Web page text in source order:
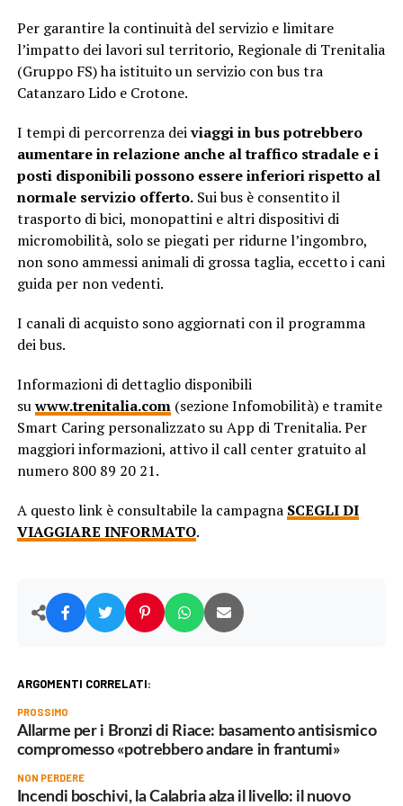
Per garantire la continuità del servizio e limitare
l’impatto dei lavori sul territorio, Regionale di Trenitalia
(Gruppo FS) ha istituito un servizio con bus tra
Catanzaro Lido e Crotone.
I tempi di percorrenza deiviaggi in bus potrebbero
aumentare in relazione anche al traffico stradale e i
posti disponibili possono essere inferiori rispetto al
normale servizio offerto.Sui bus è consentito il
trasporto di bici, monopattini e altri dispositivi di
micromobilità, solo se piegati per ridurne l’ingombro,
non sono ammessi animali di grossa taglia, eccetto i cani
guida per non vedenti.
I canali di acquisto sono aggiornati con il programma
dei bus.
Informazioni di dettaglio disponibili
suwww.trenitalia.com(sezione Infomobilità) e tramite
Smart Caring personalizzato su App di Trenitalia. Per
maggiori informazioni, attivo il call center gratuito al
numero 800 89 20 21.
A questo link è consultabile la campagna SCEGLI DI
VIAGGIARE INFORMATO.
ARGOMENTI CORRELATI:
PROSSIMO
Allarme per i Bronzi di Riace: basamento antisismico
compromesso «potrebbero andare in frantumi»
NON PERDERE
Incendi boschivi, la Calabria alza il livello: il nuovo